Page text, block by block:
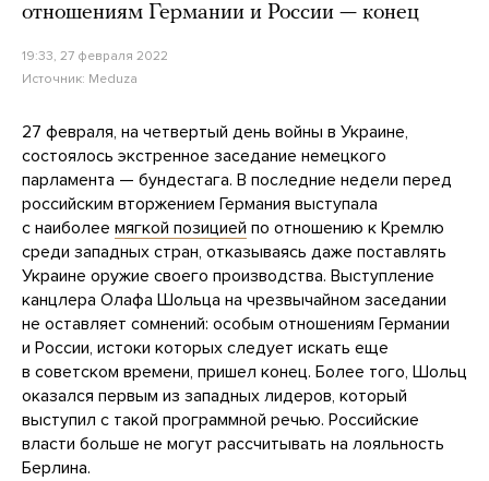
отношениям Германии и России — конец
19:33, 27 февраля 2022
Источник: Meduza
27 февраля, на четвертый день войны в Украине,
состоялось экстренное заседание немецкого
парламента — бундестага. В последние недели перед
российским вторжением Германия выступала
с наиболее мягкой позицией по отношению к Кремлю
среди западных стран, отказываясь даже поставлять
Украине оружие своего производства. Выступление
канцлера Олафа Шольца на чрезвычайном заседании
не оставляет сомнений: особым отношениям Германии
и России, истоки которых следует искать еще
в советском времени, пришел конец. Более того, Шольц
оказался первым из западных лидеров, который
выступил с такой программной речью. Российские
власти больше не могут рассчитывать на лояльность
Берлина.